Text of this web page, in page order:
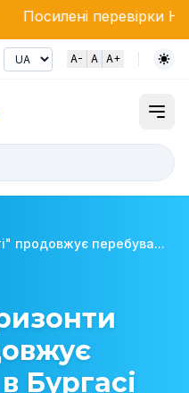
НАП та
A- A A+
продовжує перебува...
Бургасі